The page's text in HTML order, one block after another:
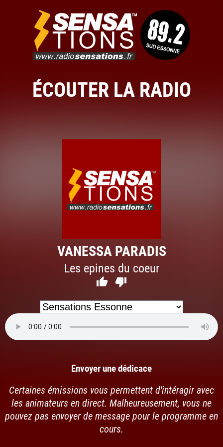
ÉCOUTER LA RADIO
VANESSA PARADIS
Les epines du coeur
 
Envoyer une dédicace
Certaines émissions vous permettent d'intéragir avec
les animateurs en direct. Malheureusement, vous ne
pouvez pas envoyer de message pour le programme en
cours.